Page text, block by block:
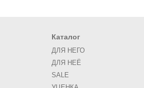
Каталог
ДЛЯ НЕГО
ДЛЯ НЕЁ
SALE